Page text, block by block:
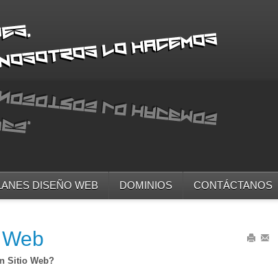
DISEÑO WEB DOMINIOS CONTÁCTANOS
Sitio Web?